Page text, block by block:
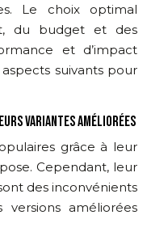
Le choix optimal
du budget et des
et d’impact
suivants pour
VARIANTES AMÉLIORÉES
grâce à leur
Cependant, leur
des inconvénients
améliorées